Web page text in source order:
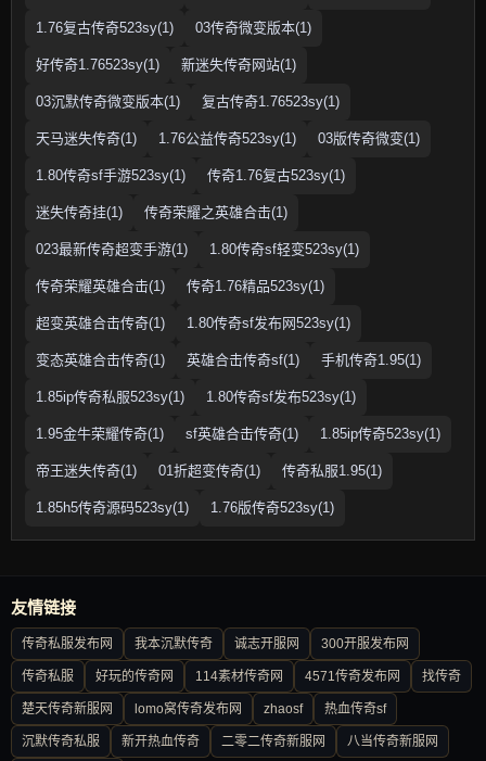
1.76复古传奇523sy(1) 03传奇微变版本(1)
好传奇1.76523sy(1) 新迷失传奇网站(1)
03沉默传奇微变版本(1) 复古传奇1.76523sy(1)
天马迷失传奇(1) 1.76公益传奇523sy(1) 03版传奇微变(1)
1.80传奇sf手游523sy(1) 传奇1.76复古523sy(1)
迷失传奇挂(1) 传奇荣耀之英雄合击(1)
023最新传奇超变手游(1) 1.80传奇sf轻变523sy(1)
传奇荣耀英雄合击(1) 传奇1.76精品523sy(1)
超变英雄合击传奇(1) 1.80传奇sf发布网523sy(1)
变态英雄合击传奇(1) 英雄合击传奇sf(1) 手机传奇1.95(1)
1.85ip传奇私服523sy(1) 1.80传奇sf发布523sy(1)
1.95金牛荣耀传奇(1) sf英雄合击传奇(1) 1.85ip传奇523sy(1)
帝王迷失传奇(1) 01折超变传奇(1) 传奇私服1.95(1)
1.85h5传奇源码523sy(1) 1.76版传奇523sy(1)
友情链接
传奇私服发布网 我本沉默传奇 诚志开服网 300开服发布网
传奇私服 好玩的传奇网 114素材传奇网 4571传奇发布网 找传奇
楚天传奇新服网 lomo窝传奇发布网 zhaosf 热血传奇sf
沉默传奇私服 新开热血传奇 二零二传奇新服网 八当传奇新服网